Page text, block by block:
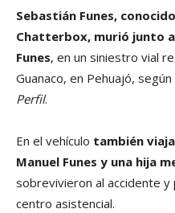
Sebastián Funes,
Chatterbox, murió junto a
Funes, en un siniestro vial
Guanaco, en Pehuajó,
Perfil.
En el vehículo también
Manuel Funes y una hija
sobrevivieron al accidente y
centro asistencial.